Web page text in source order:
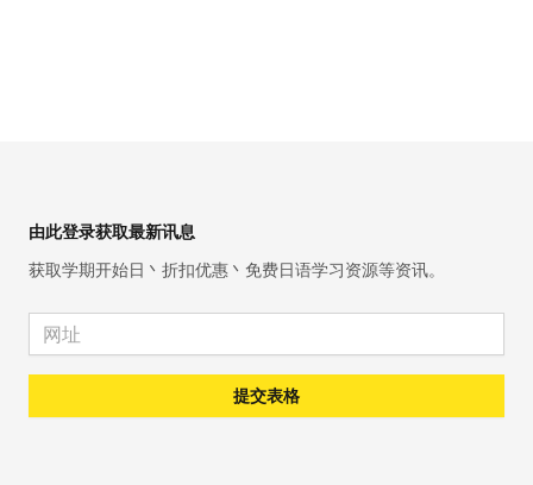
由此登录获取最新讯息
获取学期开始日丶折扣优惠丶免费日语学习资源等资讯。
Email address
提交表格